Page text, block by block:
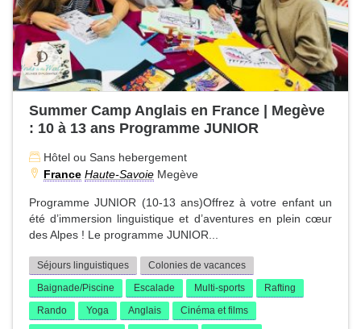
Summer Camp Anglais en France | Megève
: 10 à 13 ans Programme JUNIOR
Hôtel ou Sans hebergement
France Haute-Savoie Megève
Programme JUNIOR (10-13 ans)Offrez à votre enfant un
été d’immersion linguistique et d’aventures en plein cœur
des Alpes ! Le programme JUNIOR...
Séjours linguistiques
Colonies de vacances
Baignade/Piscine
Escalade Multi-sports
Rafting
Rando
Yoga Anglais
Cinéma et films